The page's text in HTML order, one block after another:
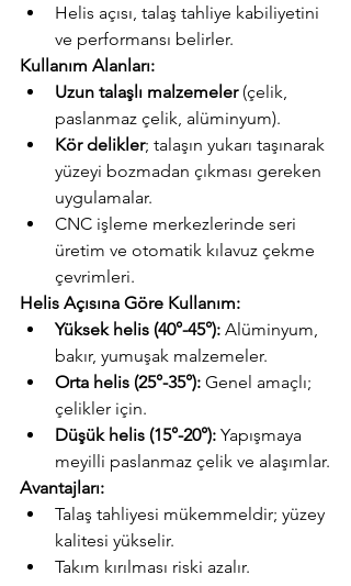
Helis açısı, talaş tahliye kabiliyetini
ve performansı belirler.
Kullanım Alanları:
Uzun talaşlı malzemeler (çelik,
paslanmaz çelik, alüminyum).
Kör delikler; talaşın yukarı taşınarak
yüzeyi bozmadan çıkması gereken
uygulamalar.
CNC işleme merkezlerinde seri
üretim ve otomatik kılavuz çekme
çevrimleri.
Helis Açısına Göre Kullanım:
Yüksek helis (40°-45°): Alüminyum,
bakır, yumuşak malzemeler.
Orta helis (25°-35°): Genel amaçlı;
çelikler için.
Düşük helis (15°-20°): Yapışmaya
meyilli paslanmaz çelik ve alaşımlar.
Avantajları:
Talaş tahliyesi mükemmeldir; yüzey
kalitesi yükselir.
Takım kırılması riski azalır.